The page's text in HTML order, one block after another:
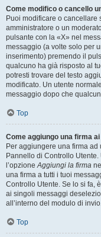
Come modifico o cancello
Puoi modificare o cancellare
amministratore o un
pulsante con la «X» nel
messaggio (a volte solo per
inserimento) premendo il
qualcuno ha già risposto al
potresti trovare del testo
modificato. Un utente
messaggio dopo che
Top
Come aggiungo una firma
Per aggiungere una firma ad
Pannello di Controllo
l’opzioneAggiungi la firma
una firma a tutti i tuoi
Controllo Utente. Se lo si fa,
ai singoli messaggi
all’interno del modulo di
Top